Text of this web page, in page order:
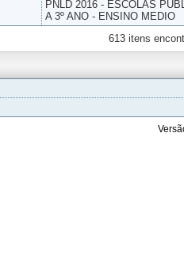
PNLD 2016 - ESCOLAS
A 3º ANO - ENSINO MEDIO
613 itens